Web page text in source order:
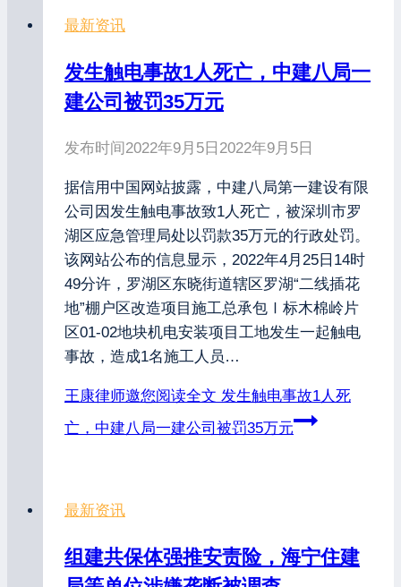
最新资讯
发生触电事故1人死亡，中建八局一
建公司被罚35万元
发布时间2022年9月5日 2022年9月5日
据信用中国网站披露，中建八局第一建设有限
公司因发生触电事故致1人死亡，被深圳市罗
湖区应急管理局处以罚款35万元的行政处罚。
该网站公布的信息显示，2022年4月25日14时
49分许，罗湖区东晓街道辖区罗湖“二线插花
地”棚户区改造项目施工总承包Ⅰ标木棉岭片
区01-02地块机电安装项目工地发生一起触电
事故，造成1名施工人员…
王康律师邀您阅读全文 发生触电事故1人死
亡，中建八局一建公司被罚35万元
最新资讯
组建共保体强推安责险，海宁住建